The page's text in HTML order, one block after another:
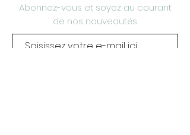
Abonnez-vous et soyez au courant
de nos nouveautés